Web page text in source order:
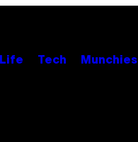
Life Tech Munchies